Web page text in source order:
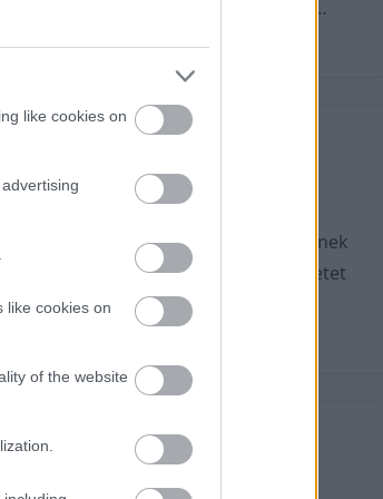
like cookies on
like cookies on
of the website
az egyik legjelentősebb vallási
Michelangelo által festett figyelemre
freskók a Genezis könyvének
az ikonikus képet, amelyen Isten életet
összeér. Ma ez Róma egyik
a művészi kiválóság szimbólumává és a
tették. Történelmi és vallási jelentősége,